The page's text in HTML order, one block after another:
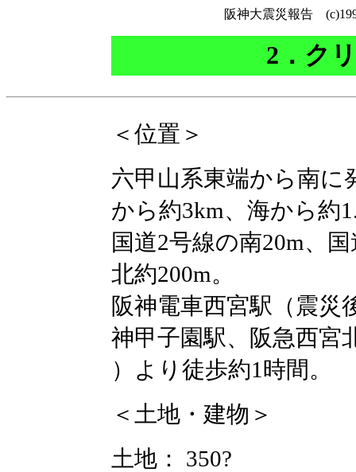
阪神大震災報告
2．ク
＜位置＞
六甲山系東端から南に
から約3km、海から約
国道2号線の南20m、
北約200m。
阪神電車西宮駅（震災
神甲子園駅、阪急西宮
）より徒歩約1時間。
＜土地・建物＞
土地： 350?